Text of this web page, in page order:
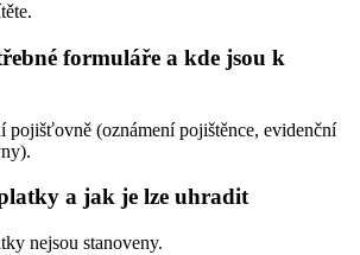
formuláře a kde jsou k
pojišťovně (oznámení pojištěnce, evidenční
a jak je lze uhradit
nejsou stanoveny.